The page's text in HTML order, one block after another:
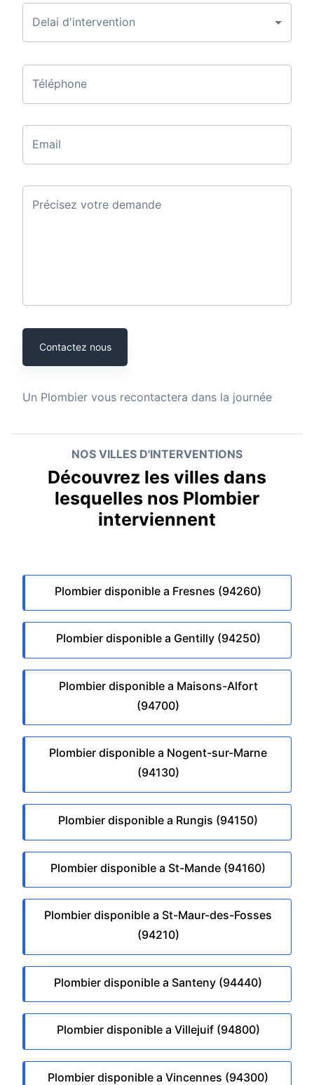
Delai d'intervention
Téléphone
Email
Précisez votre demande
Contactez nous
Un Plombier vous recontactera dans la journée
NOS VILLES D'INTERVENTIONS
Découvrez les villes dans
lesquelles nos Plombier
interviennent
Plombier disponible a Fresnes (94260)
Plombier disponible a Gentilly (94250)
Plombier disponible a Maisons-Alfort
(94700)
Plombier disponible a Nogent-sur-Marne
(94130)
Plombier disponible a Rungis (94150)
Plombier disponible a St-Mande (94160)
Plombier disponible a St-Maur-des-Fosses
(94210)
Plombier disponible a Santeny (94440)
Plombier disponible a Villejuif (94800)
Plombier disponible a Vincennes (94300)